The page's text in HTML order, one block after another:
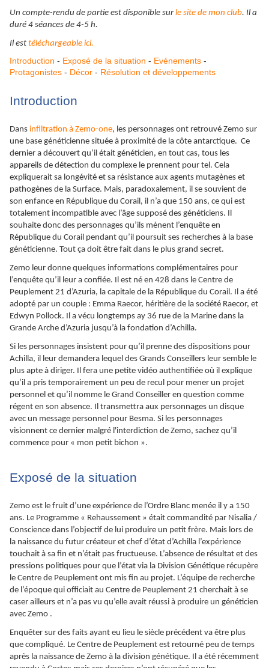
Un compte-rendu de partie est disponible surle site de mon club. Il a
duré 4 séances de 4-5 h.
Il est téléchargeable ici.
Introduction - Exposé de la situation - Evénements -
Protagonistes - Décor - Résolution et développements
Introduction
Dans infiltration à Zemo-one, les personnages ont retrouvé Zemo sur
une base généticienne située à proximité de la côte antarctique. Ce
dernier a découvert qu’il était généticien, en tout cas, tous les
appareils de détection du complexe le prennent pour tel. Cela
expliquerait sa longévité et sa résistance aux agents mutagènes et
pathogènes de la Surface. Mais, paradoxalement, il se souvient de
son enfance en République du Corail, il n’a que 150 ans, ce qui est
totalement incompatible avec l’âge supposé des généticiens. Il
souhaite donc des personnages qu’ils mènent l’enquête en
République du Corail pendant qu’il poursuit ses recherches à la base
généticienne. Tout ça doit être fait dans le plus grand secret.
Zemo leur donne quelques informations complémentaires pour
l’enquête qu’il leur a confiée. Il est né en 428 dans le Centre de
Peuplement 21 d’Azuria, la capitale de la République du Corail. Il a été
adopté par un couple : Emma Raecor, héritière de la société Raecor, et
Edwyn Pollock. Il a vécu longtemps ay 36 rue de la Marine dans la
Grande Arche d’Azuria jusqu’à la fondation d’Achilla.
Si les personnages insistent pour qu’il prenne des dispositions pour
Achilla, il leur demandera lequel des Grands Conseillers leur semble le
plus apte à diriger. Il fera une petite vidéo authentifiée où il explique
qu’il a pris temporairement un peu de recul pour mener un projet
personnel et qu’il nomme le Grand Conseiller en question comme
régent en son absence. Il transmettra aux personnages un disque
avec un message personnel pour Besma. Si les personnages
visionnent ce dernier malgré l'interdiction de Zemo, sachez qu’il
commence pour « mon petit bichon ».
Exposé de la situation
Zemo est le fruit d’une expérience de l’Ordre Blanc menée il y a 150
ans. Le Programme « Rehaussement » était commandité par Nisalia /
Conscience dans l’objectif de lui produire un petit frère. Mais lors de
la naissance du futur créateur et chef d’état d’Achilla l’expérience
touchait à sa fin et n’était pas fructueuse. L’absence de résultat et des
pressions politiques pour que l’état via la Division Génétique récupère
le Centre de Peuplement ont mis fin au projet. L’équipe de recherche
de l’époque qui officiait au Centre de Peuplement 21 cherchait à se
caser ailleurs et n’a pas vu qu’elle avait réussi à produire un généticien
avec Zemo .
Enquêter sur des faits ayant eu lieu le siècle précédent va être plus
que compliqué. Le Centre de Peuplement est retourné peu de temps
après la naissance de Zemo à la division génétique. Il a été récemment